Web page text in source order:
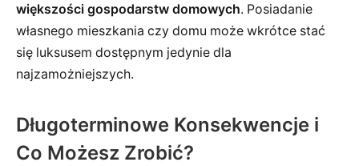
większości gospodarstw domowych. Posiadanie
własnego mieszkania czy domu może wkrótce stać
się luksusem dostępnym jedynie dla
najzamożniejszych.
Długoterminowe Konsekwencje i
Co Możesz Zrobić?